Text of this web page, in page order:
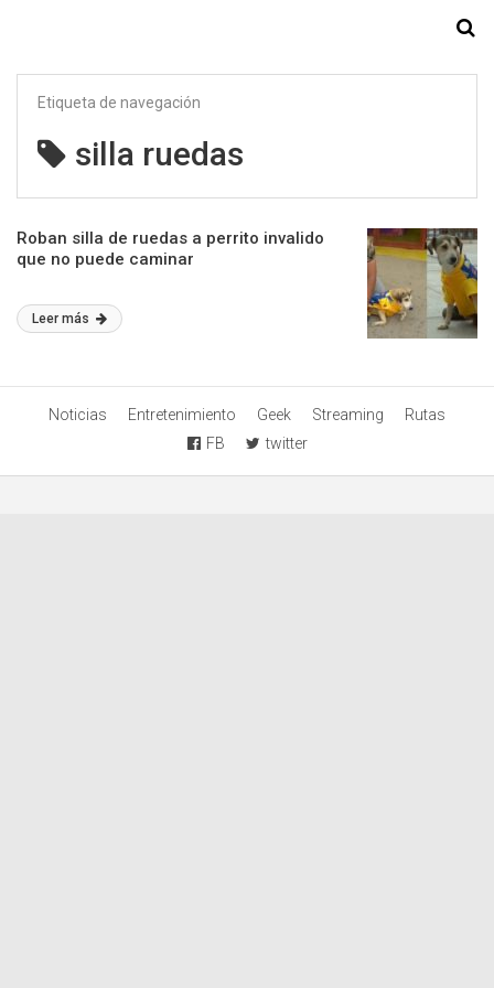
Etiqueta de navegación
silla ruedas
Roban silla de ruedas a perrito invalido
que no puede caminar
Leer más
Noticias Entretenimiento Geek Streaming
Rutas
FB
twitter